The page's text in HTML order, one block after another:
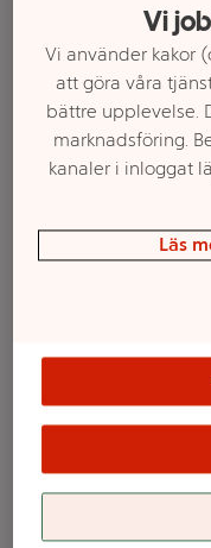
Sortimentet
Vi
Vi använder kakor
att göra våra
bättre upplevelse.
marknadsföring.
kanaler i inloggat
Läs